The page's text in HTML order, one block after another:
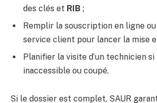
des clés et RIB ;
Remplir la souscription en ligne
service client pour lancer la mise
Planifier la visite d’un technicien
inaccessible ou coupé.
Si le dossier est complet, SAUR